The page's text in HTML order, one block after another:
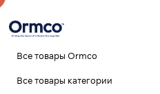
Все товары Ormco
Все товары категории